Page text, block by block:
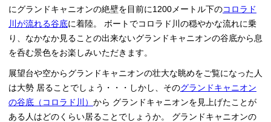
にグランドキャニオンの絶壁を目前に1200メートル下のコロラド
川が流れる谷底に着陸。 ボートでコロラド川の穏やかな流れに乗
り、なかなか見ることの出来ないグランドキャニオンの谷底から息
を呑む景色をお楽しみいただきます。
展望台や空からグランドキャニオンの壮大な眺めをご覧になった人
は大勢 居ることでしょう・・・しかし、そのグランドキャニオン
の谷底（コロラド川） から グランドキャニオンを見上げたことが
ある人はどのくらい居ることでしょうか。 グランドキャニオンの